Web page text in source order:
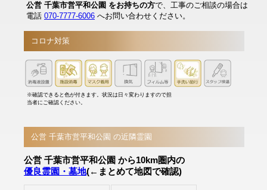
公営 千葉市営平和公園 をお持ちの方で、工事のご相談の場合は
電話 070-7777-6006 へお問い合わせください。
コロナ対策
※確認できると色が付きます。状況は日々変わりますので担
当者にご確認ください。
公営 千葉市営平和公園 の近隣霊園
公営 千葉市営平和公園 から10km圏内の
優良霊園・墓地(←まとめて地図で確認)